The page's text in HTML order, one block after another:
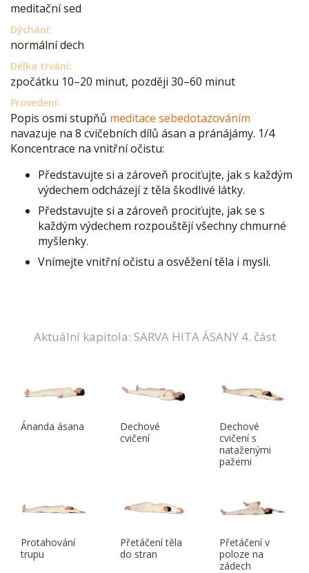
meditační sed
Dýchání:
normální dech
Délka trvání:
zpočátku 10–20 minut, později 30–60 minut
Provedení:
Popis osmi stupňů meditace sebedotazováním
navazuje na 8 cvičebních dílů ásan a pránájámy. 1/4
Koncentrace na vnitřní očistu:
Představujte si a zároveň prociťujte, jak s každým
výdechem odcházejí z těla škodlivé látky.
Představujte si a zároveň prociťujte, jak se s
každým výdechem rozpouštějí všechny chmurné
myšlenky.
Vnímejte vnitřní očistu a osvěžení těla i mysli.
Aktuální kapitola: SARVA HITA ÁSANY 4. část
Ánanda ásana
Dechové
cvičení
Dechové
cvičení s
nataženými
pažemi
Protahování
trupu
Přetáčení těla
do stran
Přetáčení v
poloze na
zádech